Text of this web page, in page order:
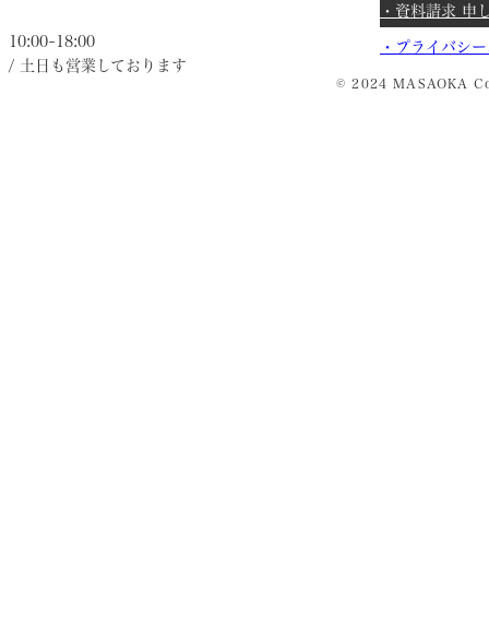
10:00~18:00
/ 土日も営業しております
・資料請求 申
・ プライバシ
© 2024 MASAOKA